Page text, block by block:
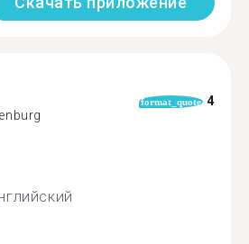
format_quote 4